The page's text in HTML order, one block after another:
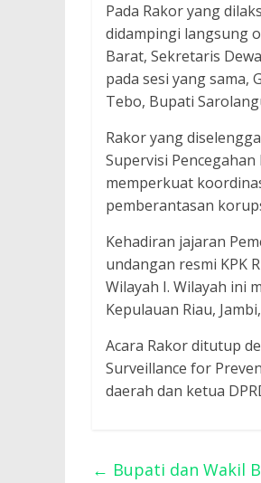
Pada Rakor yang
didampingi langsung
Barat, Sekretaris
pada sesi yang sama,
Tebo, Bupati
Rakor yang
Supervisi
memperkuat
pemberantasan
Kehadiran jajaran
undangan resmi KPK
Wilayah I. Wilayah ini
Kepulauan Riau,
Acara Rakor ditutup
Surveillance for
daerah dan ketua
← Bupati dan Wakil